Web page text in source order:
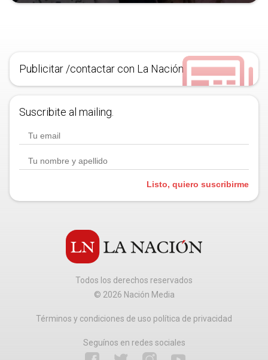
Publicitar /contactar con La Nación
Suscribite al mailing.
Listo, quiero suscribirme
Todos los derechos reservados
© 2026 Nación Media
Términos y condiciones de uso política de privacidad
Seguínos en redes sociales